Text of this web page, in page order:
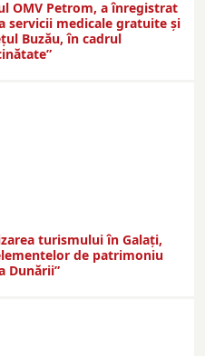
OMV Petrom, a înregistrat
servicii medicale gratuite și
Buzău, în cadrul
turismului în Galați,
de patrimoniu
Dunării”